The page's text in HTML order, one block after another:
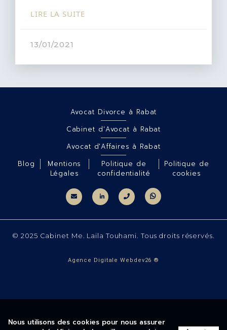
LIRE LA SUITE
13/01/2021
Avocat Divorce à Rabat
Cabinet d'Avocat à Rabat
Avocat d'Affaires à Rabat
Blog
Mentions
Légales
Politique de
confidentialité
Politique de
cookies
© 2025 Cabinet Me. Laila Touhami. Tous droits réservés.
Agence Digitale Webdev26 ®
Nous utilisons des cookies pour nous assurer